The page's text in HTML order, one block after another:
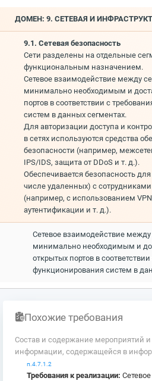
ДОМЕН: 9. СЕТЕВАЯ И
9.1. Сетевая безопасность
Сети разделены на отдельные
функциональным назначением.
Сетевое взаимодействие между
минимально необходимым и
портов в соответствии с
систем в данных сегментах.
Для авторизации доступа и
в сетях используются средства
безопасности (например,
IPS/IDS, защита от DDoS и т. д.).
Обеспечивается безопасность
числе удаленных) с
(например, с использованием
аутентификации и т. д.).
Сетевое взаимодействие
минимально необходимым и
открытых портов в
функционирования систем в
Похожие требования
Состав и содержание мероприятий
информации, содержащейся в
п.4.7.1.2
Требования к реализации: